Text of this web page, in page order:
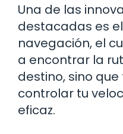
Una de las
destacadas es
navegación, el
a encontrar la
destino, sino
controlar tu
eficaz.